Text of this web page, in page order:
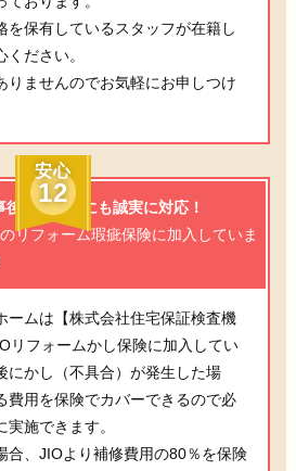
を保有しているスタッフが在籍し
ださい。
りませんのでお気軽にお申しつけ
安心
12
後の不具合にも誠実に対応！
リフォーム瑕疵保険に加入していま
ームは【株式会社住宅保証検査機
リフォームかし保険に加入してい
にかし（不具合）が発生した場
費用を保険でカバーできるので必
施できます。
合、JIOより補修費用の80％を保険